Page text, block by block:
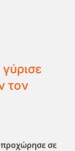
τον
προχώρησε σε